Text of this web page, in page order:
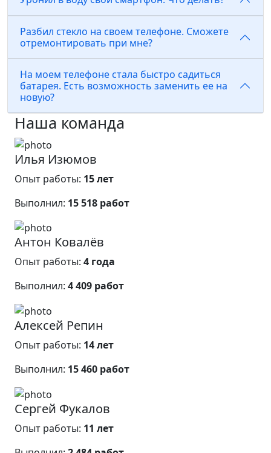
Разбил стекло на своем телефоне. Сможете
отремонтировать при мне?
На моем телефоне стала быстро садиться
батарея. Есть возможность заменить ее на
новую?
Наша команда
Илья Изюмов
Опыт работы: 15 лет
Выполнил: 15 518 работ
Антон Ковалёв
Опыт работы: 4 года
Выполнил: 4 409 работ
Алексей Репин
Опыт работы: 14 лет
Выполнил: 15 460 работ
Сергей Фукалов
Опыт работы: 11 лет